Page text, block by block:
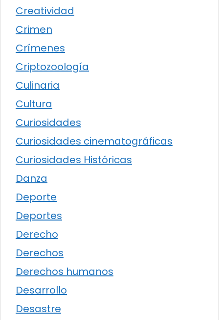
Creatividad
Crimen
Crímenes
Criptozoología
Culinaria
Cultura
Curiosidades
Curiosidades cinematográficas
Curiosidades Históricas
Danza
Deporte
Deportes
Derecho
Derechos
Derechos humanos
Desarrollo
Desastre